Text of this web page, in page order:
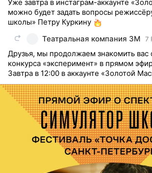
Уже завтра в инстаграм-аккаунте
можно будет задать вопросы
школы» Петру Куркину
Театральная компания ЗМ
7
Друзья, мы продолжаем знакомить вас
конкурса «эксперимент» в прямом
Завтра в 12:00 в аккаунте «Золотой